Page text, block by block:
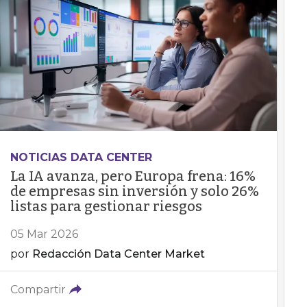
NOTICIAS DATA CENTER
La IA avanza, pero Europa frena: 16%
de empresas sin inversión y solo 26%
listas para gestionar riesgos
05 Mar 2026
por Redacción Data Center Market
Compartir